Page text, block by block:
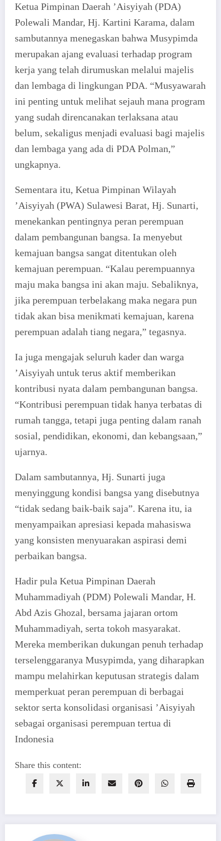
Ketua Pimpinan Daerah ’Aisyiyah (PDA)
Polewali Mandar, Hj. Kartini Karama, dalam
sambutannya menegaskan bahwa Musypimda
merupakan ajang evaluasi terhadap program
kerja yang telah dirumuskan melalui majelis
dan lembaga di lingkungan PDA. “Musyawarah
ini penting untuk melihat sejauh mana program
yang sudah direncanakan terlaksana atau
belum, sekaligus menjadi evaluasi bagi majelis
dan lembaga yang ada di PDA Polman,”
ungkapnya.
Sementara itu, Ketua Pimpinan Wilayah
’Aisyiyah (PWA) Sulawesi Barat, Hj. Sunarti,
menekankan pentingnya peran perempuan
dalam pembangunan bangsa. Ia menyebut
kemajuan bangsa sangat ditentukan oleh
kemajuan perempuan. “Kalau perempuannya
maju maka bangsa ini akan maju. Sebaliknya,
jika perempuan terbelakang maka negara pun
tidak akan bisa menikmati kemajuan, karena
perempuan adalah tiang negara,” tegasnya.
Ia juga mengajak seluruh kader dan warga
’Aisyiyah untuk terus aktif memberikan
kontribusi nyata dalam pembangunan bangsa.
“Kontribusi perempuan tidak hanya terbatas di
rumah tangga, tetapi juga penting dalam ranah
sosial, pendidikan, ekonomi, dan kebangsaan,”
ujarnya.
Dalam sambutannya, Hj. Sunarti juga
menyinggung kondisi bangsa yang disebutnya
“tidak sedang baik-baik saja”. Karena itu, ia
menyampaikan apresiasi kepada mahasiswa
yang konsisten menyuarakan aspirasi demi
perbaikan bangsa.
Hadir pula Ketua Pimpinan Daerah
Muhammadiyah (PDM) Polewali Mandar, H.
Abd Azis Ghozal, bersama jajaran ortom
Muhammadiyah, serta tokoh masyarakat.
Mereka memberikan dukungan penuh terhadap
terselenggaranya Musypimda, yang diharapkan
mampu melahirkan keputusan strategis dalam
memperkuat peran perempuan di berbagai
sektor serta konsolidasi organisasi ’Aisyiyah
sebagai organisasi perempuan tertua di
Indonesia
Share this content: